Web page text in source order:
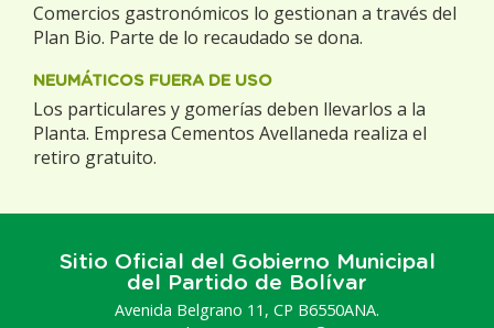
Comercios gastronómicos lo gestionan a través del
Plan Bio. Parte de lo recaudado se dona.
NEUMÁTICOS FUERA DE USO
Los particulares y gomerías deben llevarlos a la
Planta. Empresa Cementos Avellaneda realiza el
retiro gratuito.
Sitio Oficial del Gobierno Municipal
del Partido de Bolívar
Avenida Belgrano 11, CP B6550ANA.